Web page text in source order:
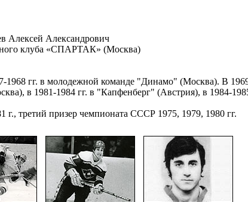
Алексей Александрович
клуба «СПАРТАК» (Москва)
гг. в молодежной команде "Динамо" (Москва). В
в 1981-1984 гг. в "Капфенберг" (Австрия), в 1984-
третий призер чемпионата СССР 1975, 1979, 1980 гг.